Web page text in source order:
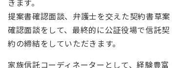
きます。
提案書確認面談、弁護士を交えた契約書草案
確認面談をして、最終的に公証役場で信託契
約の締結をしていただきます。
家族信託コーディネーターとして、経験豊富